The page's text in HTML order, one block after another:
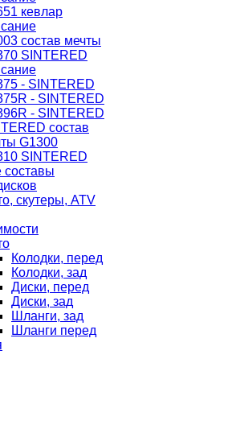
кевлар
состав мечты
SINTERED
- SINTERED
- SINTERED
- SINTERED
состав
G1300
SINTERED
составы
скутеры, ATV
Колодки, перед
Колодки, зад
Диски, перед
Диски, зад
Шланги, зад
Шланги перед